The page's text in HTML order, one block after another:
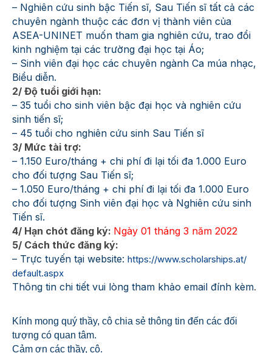
– Nghiên cứu sinh bậc Tiến sĩ, Sau Tiến sĩ tất cả các
chuyên ngành thuộc các đơn vị thành viên của
ASEA-UNINET muốn tham gia nghiên cứu, trao đổi
kinh nghiệm tại các trường đại học tại Áo;
– Sinh viên đại học các chuyên ngành Ca múa nhạc,
Biểu diễn.
2/ Độ tuổi giới hạn:
– 35 tuổi cho sinh viên bậc đại học và nghiên cứu
sinh tiến sĩ;
– 45 tuổi cho nghiên cứu sinh Sau Tiến sĩ
3/ Mức tài trợ:
– 1.150 Euro/tháng + chi phí đi lại tối đa 1.000 Euro
cho đối tượng Sau Tiến sĩ;
– 1.050 Euro/tháng + chi phí đi lại tối đa 1.000 Euro
cho đối tượng Sinh viên đại học và Nghiên cứu sinh
Tiến sĩ.
4/ Hạn chót đăng ký: Ngày 01 tháng 3 năm 2022
5/ Cách thức đăng ký:
– Trực tuyến tại website: https://www.scholarships.at/
default.aspx
Thông tin chi tiết vui lòng tham khảo email đính kèm.
Kính mong quý thầy, cô chia sẻ thông tin đến các đối
tượng có quan tâm.
Cảm ơn các thầy, cô.